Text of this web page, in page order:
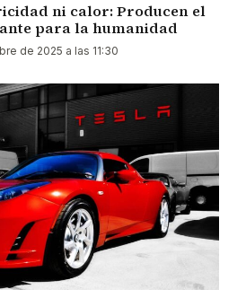
ni calor: Producen el
para la humanidad
de 2025 a las 11:30